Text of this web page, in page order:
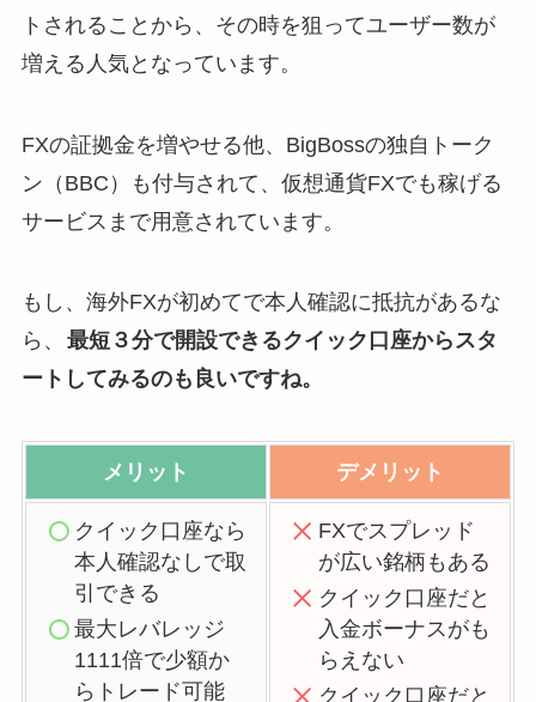
トされることから、その時を狙ってユーザー数が
増える人気となっています。
FXの証拠金を増やせる他、BigBossの独自トーク
ン（BBC）も付与されて、仮想通貨FXでも稼げる
サービスまで用意されています。
もし、海外FXが初めてで本人確認に抵抗があるな
ら、
最短３分で開設できるクイック口座からスタ
ートしてみるのも良いですね。
メリット デメリット
クイック口座なら
本人確認なしで取
引できる
最大レバレッジ
1111倍で少額か
らトレード可能
FXでスプレッド
が広い銘柄もある
クイック口座だと
入金ボーナスがも
らえない
クイック口座だと